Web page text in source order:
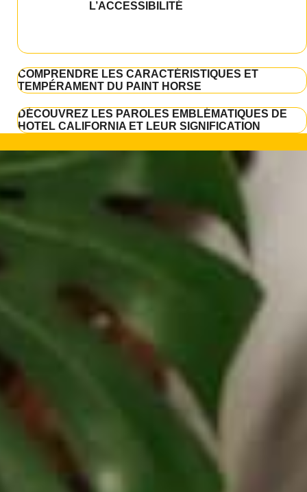
L’ACCESSIBILITÉ
COMPRENDRE LES CARACTÉRISTIQUES ET
TEMPÉRAMENT DU PAINT HORSE
DÉCOUVREZ LES PAROLES EMBLÉMATIQUES DE
HOTEL CALIFORNIA ET LEUR SIGNIFICATION